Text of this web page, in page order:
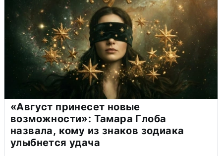
«Август принесет новые
возможности»: Тамара Глоба
назвала, кому из знаков зодиака
улыбнется удача